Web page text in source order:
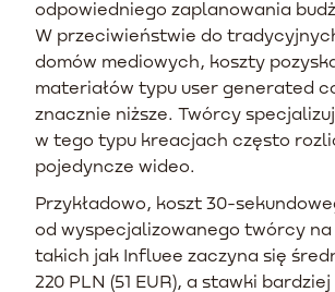
odpowiedniego zaplanowania
W przeciwieństwie do
domów mediowych, koszty
materiałów typu user generated
znacznie niższe. Twórcy
w tego typu kreacjach często
pojedyncze wideo.
Przykładowo, koszt 30-
od wyspecjalizowanego twórcy
takich jak Influee zaczyna się
220 PLN (51 EUR), a stawki bardziej